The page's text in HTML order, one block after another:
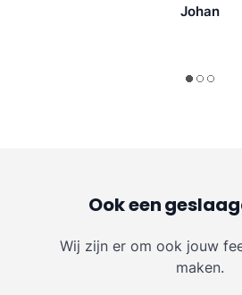
Johan
Ook een
Wij zijn er om ook jouw
maken.